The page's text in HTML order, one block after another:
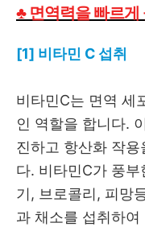
♣ 면역력을 빠르게
[1] 비타민 C 섭취
비타민C는 면역 세
인 역할을 합니다.
진하고 항산화 작
다. 비타민C가 풍
기, 브로콜리, 피망
과 채소를 섭취하